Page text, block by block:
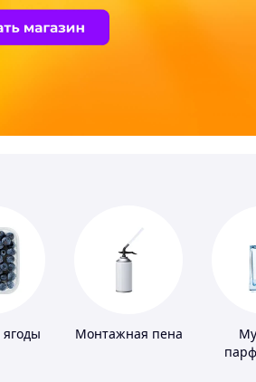
Монтажная пена